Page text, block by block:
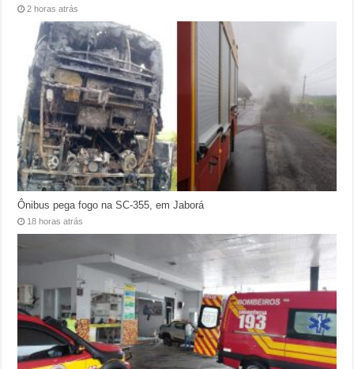
2 horas atrás
Ônibus pega fogo na SC-355, em Jaborá
18 horas atrás